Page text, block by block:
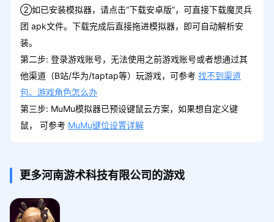
②如已安装模拟器，请点击“下载安卓版”，可直接下载魔灵兵
团 apk文件。下载完成后直接拖进模拟器，即可自动解析安
装。
第二步: 登录游戏账号，无法使用之前游戏账号或者想通过其
他渠道（B站/华为/taptap等）玩游戏，可参考 找不到渠道
包、游戏角色怎么办
第三步: MuMu模拟器已预设键鼠云方案，如果想自定义键
鼠， 可参考 MuMu键位设置详解
更多河南游术科技有限公司的游戏